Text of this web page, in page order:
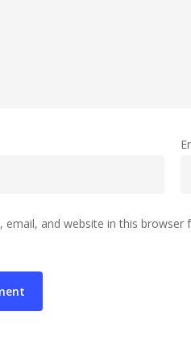
email, and website in this